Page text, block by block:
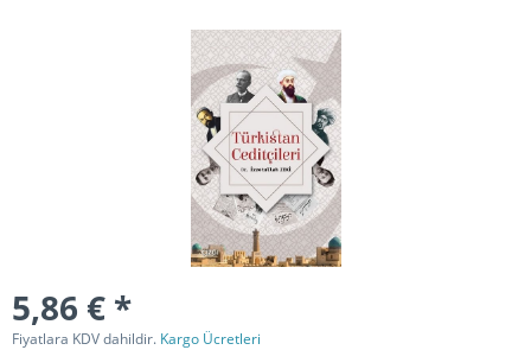
5,86 € *
Fiyatlara KDV dahildir. Kargo Ücretleri